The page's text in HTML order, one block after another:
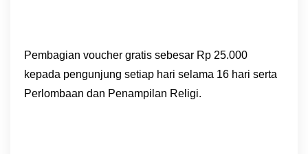
Pembagian voucher gratis sebesar Rp 25.000
kepada pengunjung setiap hari selama 16 hari serta
Perlombaan dan Penampilan Religi.